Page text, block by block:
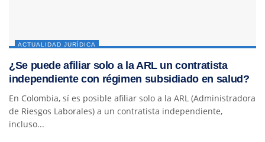
ACTUALIDAD JURÍDICA
¿Se puede afiliar solo a la ARL un contratista
independiente con régimen subsidiado en salud?
En Colombia, sí es posible afiliar solo a la ARL (Administradora
de Riesgos Laborales) a un contratista independiente,
incluso...